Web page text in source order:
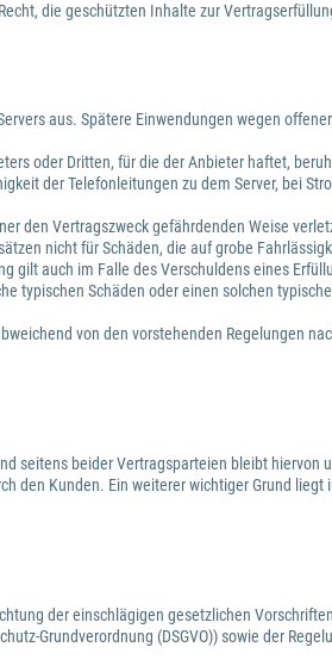
die geschützten Inhalte zur
aus. Spätere Einwendungen wegen
oder Dritten, für die der Anbieter haftet,
der Telefonleitungen zu dem Server, bei
den Vertragszweck gefährdenden Weise
nicht für Schäden, die auf grobe
gilt auch im Falle des Verschuldens eines
typischen Schäden oder einen solchen
von den vorstehenden Regelungen
seitens beider Vertragsparteien bleibt hiervon
den Kunden. Ein weiterer wichtiger Grund liegt
der einschlägigen gesetzlichen
Grundverordnung (DSGVO)) sowie der